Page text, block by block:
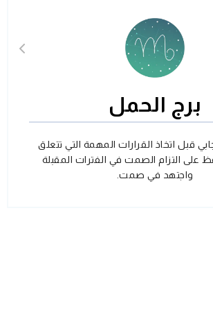
برج الحمل
قبل اتخاذ القرارات المهمة التي تتعلق
على التزام الصمت في الفترات المقبلة
واجتهد في صمت.